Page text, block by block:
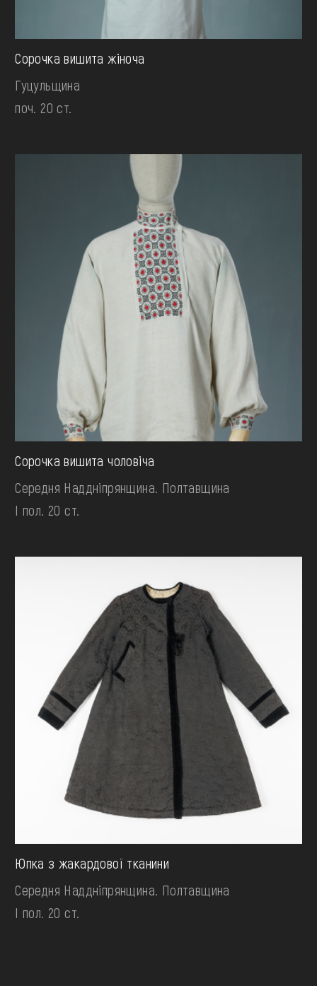
Сорочка вишита жіноча
Гуцульщина
поч. 20 ст.
Сорочка вишита чоловіча
Середня Наддніпрянщина. Полтавщина
І пол. 20 ст.
Юпка з жакардової тканини
Середня Наддніпрянщина. Полтавщина
І пол. 20 ст.